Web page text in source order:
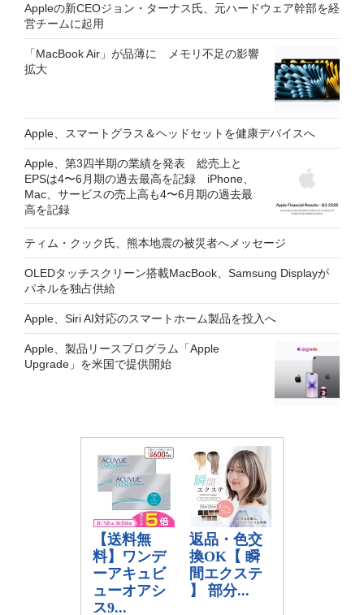
Appleの新CEOジョン・ターナス氏、元ハードウェア幹部を経
営チームに起用
「MacBook Air」が品薄に メモリ不足の影響
拡大
Apple、スマートグラス＆ヘッドセットを健康デバイスへ
Apple、第3四半期の業績を発表 総売上と
EPSは4〜6月期の過去最高を記録 iPhone、
Mac、サービスの売上高も4〜6月期の過去最
高を記録
ティム・クック氏、熊本地震の被災者へメッセージ
OLEDタッチスクリーン搭載MacBook、Samsung Displayが
パネルを独占供給
Apple、Siri AI対応のスマートホーム製品を投入へ
Apple、製品リースプログラム「Apple
Upgrade」を米国で提供開始